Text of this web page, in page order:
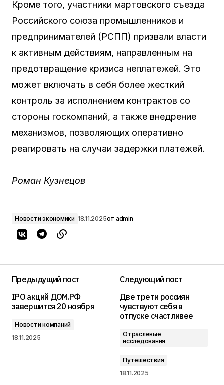
Кроме того, участники мартовского съезда
Российского союза промышленников и
предпринимателей (РСПП) призвали власти
к активным действиям, направленным на
предотвращение кризиса неплатежей. Это
может включать в себя более жесткий
контроль за исполнением контрактов со
стороны госкомпаний, а также внедрение
механизмов, позволяющих оперативно
реагировать на случаи задержки платежей.
Роман Кузнецов
Новости экономики 18.11.2025от admin
Предыдущий пост
IPO акций ДОМ.РФ
завершится 20 ноября
Новости компаний
18.11.2025
Следующий пост
Две трети россиян
чувствуют себя в
отпуске счастливее
Отраслевые
исследования
Путешествия
18.11.2025